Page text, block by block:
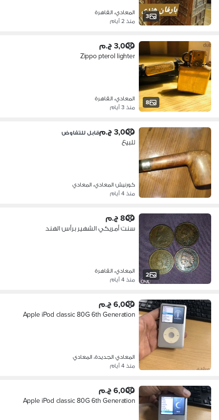
3
المعادي، القاهرة
منذ 2 أيام
8
3,000 ج.م
Zippo pterol lighter
المعادي، القاهرة
منذ 3 أيام
3,000 ج.م قابل للتفاوض
للبيع
كورنيش المعادي، المعادي
منذ 4 أيام
2
800 ج.م
سنت أمريكي الشهير برأس الهند
المعادي، القاهرة
منذ 4 أيام
6,000 ج.م
Apple iPod classic 80G 6th Generation
المعادي الجديدة، المعادي
منذ 4 أيام
6,000 ج.م
Apple iPod classic 80G 6th Generation